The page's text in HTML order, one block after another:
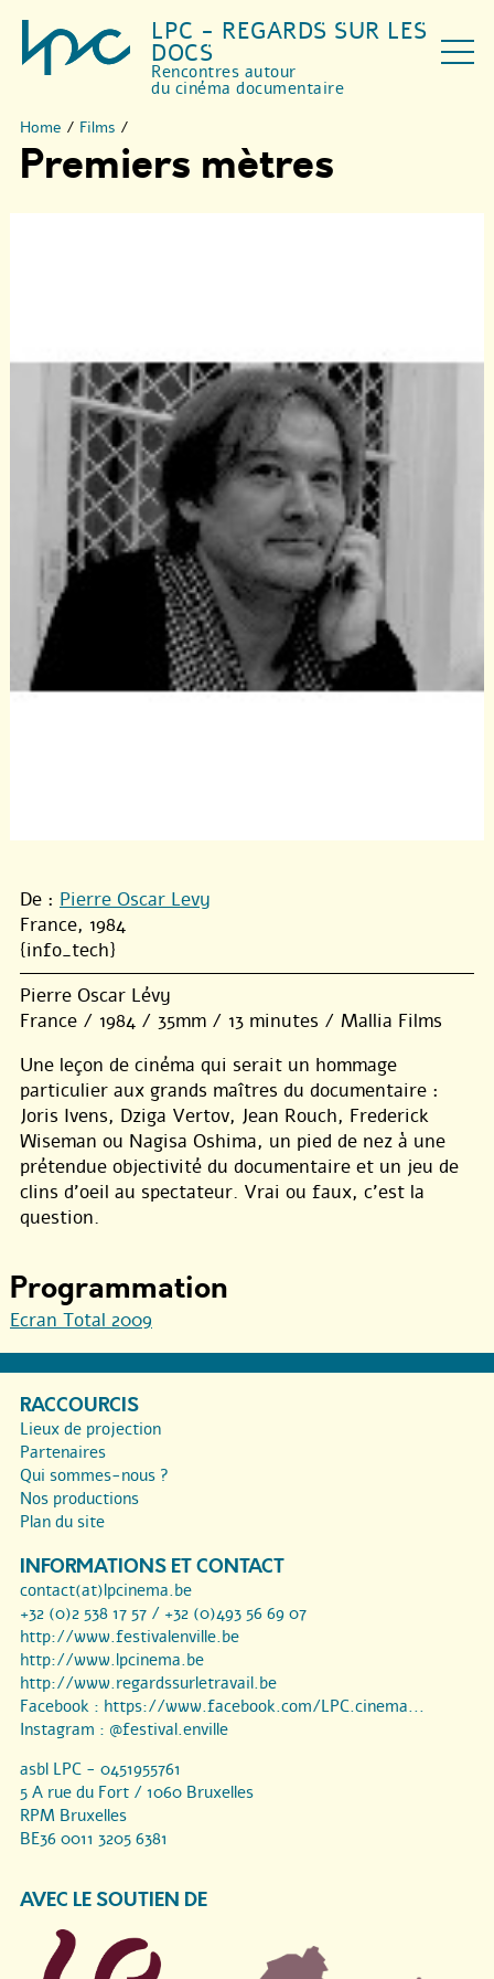
LPC - REGARDS SUR LES
DOCS
Rencontres autour
du cinéma documentaire
Home / Films /
Premiers mètres
De : Pierre Oscar Levy
France, 1984
{info_tech}
Pierre Oscar Lévy
France / 1984 / 35mm / 13 minutes / Mallia Films
Une leçon de cinéma qui serait un hommage
particulier aux grands maîtres du documentaire :
Joris Ivens, Dziga Vertov, Jean Rouch, Frederick
Wiseman ou Nagisa Oshima, un pied de nez à une
prétendue objectivité du documentaire et un jeu de
clins d’oeil au spectateur. Vrai ou faux, c’est la
question.
Programmation
Ecran Total 2009
RACCOURCIS
Lieux de projection
Partenaires
Qui sommes-nous ?
Nos productions
Plan du site
INFORMATIONS ET CONTACT
contact(at)lpcinema.be
+32 (0)2 538 17 57 / +32 (0)493 56 69 07
http://www.festivalenville.be
http://www.lpcinema.be
http://www.regardssurletravail.be
Facebook : https://www.facebook.com/LPC.cinema...
Instagram : @festival.enville
asbl LPC - 0451955761
5 A rue du Fort / 1060 Bruxelles
RPM Bruxelles
BE36 0011 3205 6381
AVEC LE SOUTIEN DE